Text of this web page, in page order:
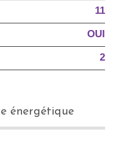
11
OUI
2
énergétique